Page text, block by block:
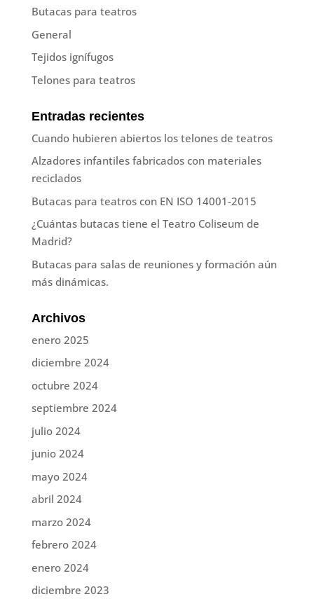
Butacas para teatros
General
Tejidos ignífugos
Telones para teatros
Entradas recientes
Cuando hubieren abiertos los telones de teatros
Alzadores infantiles fabricados con materiales
reciclados
Butacas para teatros con EN ISO 14001-2015
¿Cuántas butacas tiene el Teatro Coliseum de
Madrid?
Butacas para salas de reuniones y formación aún
más dinámicas.
Archivos
enero 2025
diciembre 2024
octubre 2024
septiembre 2024
julio 2024
junio 2024
mayo 2024
abril 2024
marzo 2024
febrero 2024
enero 2024
diciembre 2023